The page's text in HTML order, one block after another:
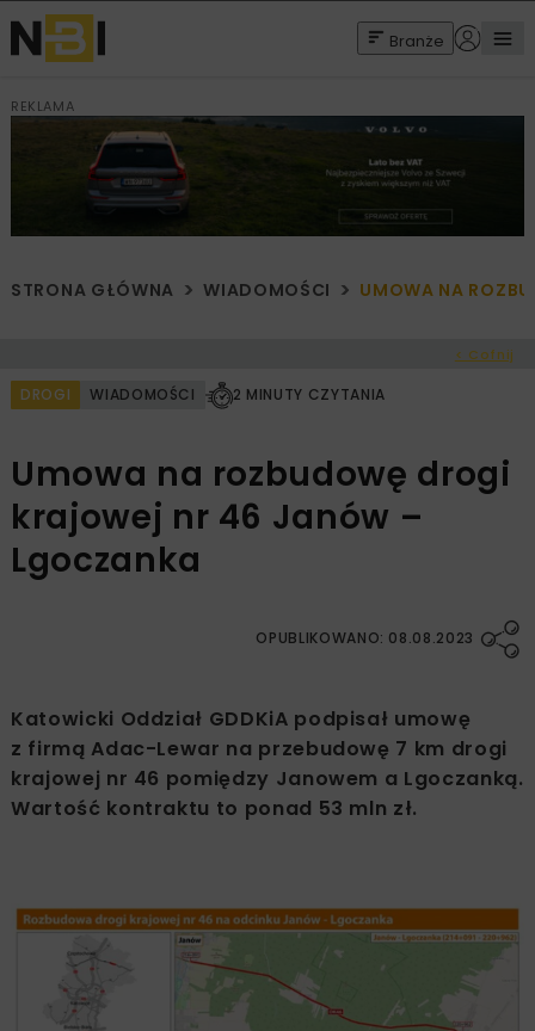
Branże
REKLAMA
STRONA GŁÓWNA WIADOMOŚCI UMOWA NA
< Cofnij
DROGI WIADOMOŚCI 2 MINUTY CZYTANIA
Umowa na rozbudowę drogi
krajowej nr 46 Janów –
Lgoczanka
OPUBLIKOWANO: 08.08.2023
Katowicki Oddział GDDKiA podpisał umowę
z firmą Adac-Lewar na przebudowę 7 km drogi
krajowej nr 46 pomiędzy Janowem a Lgoczanką.
Wartość kontraktu to ponad 53 mln zł.